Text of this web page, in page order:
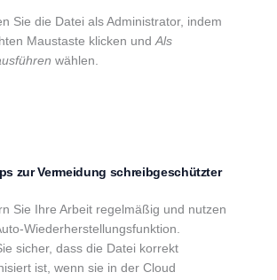
Sie die Datei als Administrator, indem
Maustaste klicken undAls
wählen.
zur Vermeidung schreibgeschützter
Sie Ihre Arbeit regelmäßig und nutzen
Wiederherstellungsfunktion.
sicher, dass die Datei korrekt
ist, wenn sie in der Cloud